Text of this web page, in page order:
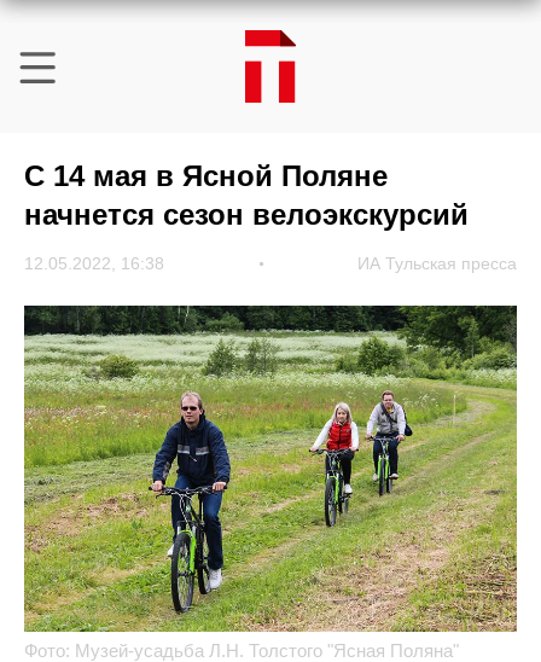
С 14 мая в Ясной Поляне
начнется сезон велоэкскурсий
12.05.2022, 16:38 ИА Тульская пресса
Фото: Музей-усадьба Л.Н. Толстого "Ясная Поляна"